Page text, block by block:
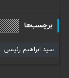
برچسب‌ها
سید ابراهیم رئیسی